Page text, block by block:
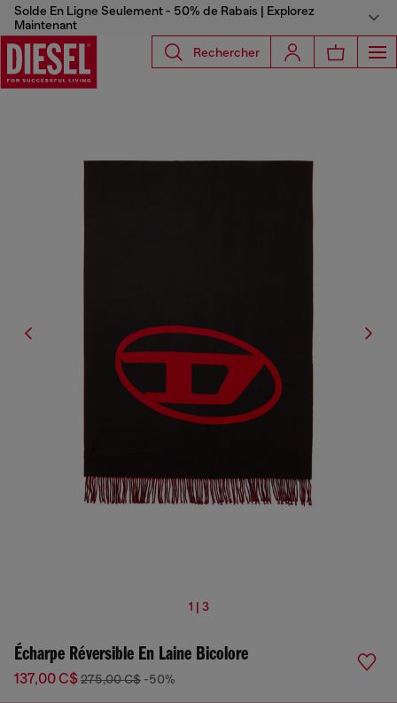
Solde En Ligne Seulement - 50% de Rabais | Explorez
Maintenant
Rechercher
1 | 3
Écharpe Réversible En Laine Bicolore
137,00 C$275,00 C$ -50%